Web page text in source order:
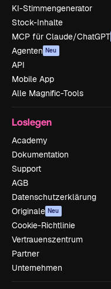
KI-Stimmengenerator
Stock-Inhalte
MCP für Claude/ChatGPT
Agenten Neu
API
Mobile App
Alle Magnific-Tools
Loslegen
Academy
Dokumentation
Support
AGB
Datenschutzerklärung
Originale Neu
Cookie-Richtlinie
Vertrauenszentrum
Partner
Unternehmen